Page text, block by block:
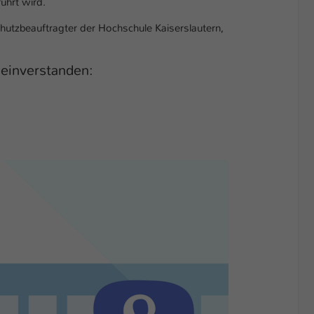
der Hochschule Kaiserslautern,